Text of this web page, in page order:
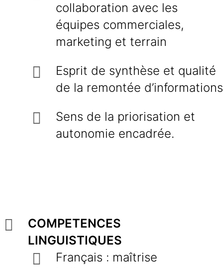
collaboration avec les
équipes commerciales,
marketing et terrain
Esprit de synthèse et qualité
de la remontée d’informations
Sens de la priorisation et
autonomie encadrée.
COMPETENCES
LINGUISTIQUES
Français : maîtrise